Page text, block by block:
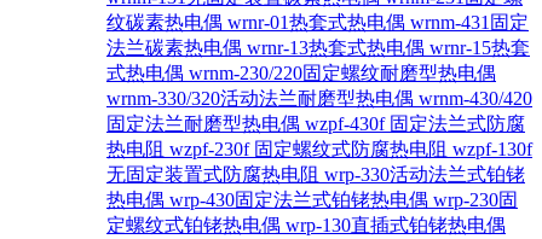
纹碳素热电偶 wrnr-01热套式热电偶 wrnm-431固定
法兰碳素热电偶 wrnr-13热套式热电偶 wrnr-15热套
式热电偶 wrnm-230/220固定螺纹耐磨型热电偶
wrnm-330/320活动法兰耐磨型热电偶 wrnm-430/420
固定法兰耐磨型热电偶 wzpf-430f 固定法兰式防腐
热电阻 wzpf-230f 固定螺纹式防腐热电阻 wzpf-130f
无固定装置式防腐热电阻 wrp-330活动法兰式铂铑
热电偶 wrp-430固定法兰式铂铑热电偶 wrp-230固
定螺纹式铂铑热电偶 wrp-130直插式铂铑热电偶